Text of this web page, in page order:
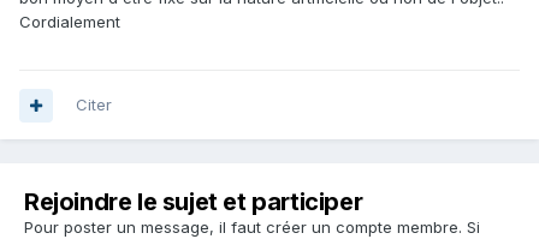
Cordialement
Citer
Rejoindre le sujet et participer
Pour poster un message, il faut créer un compte membre. Si